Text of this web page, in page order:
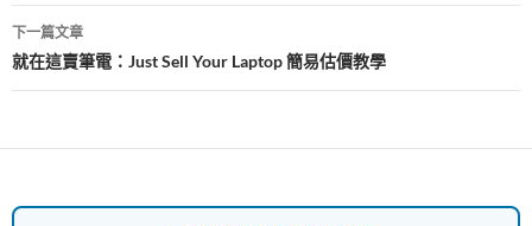
導
覽
下一篇文章
就在這賣筆電：Just Sell Your Laptop 簡易估價教學